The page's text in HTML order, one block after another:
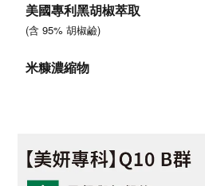
美國專利黑胡椒萃取
(含 95% 胡椒鹼)
米糠濃縮物